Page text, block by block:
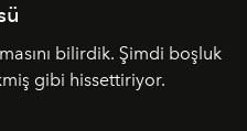
bilirdik. Şimdi boşluk
gibi hissettiriyor.